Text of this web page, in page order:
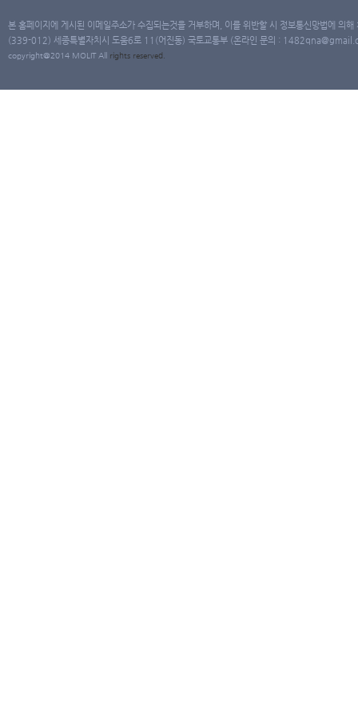
본 홈페이지에 게시된 이메일주소가 수집되는것을 거부하며, 이를 위반할 시 정보통신망법에 의
(339-012) 세종특별자치시 도움6로 11(어진동) 국토교통부 (온라인 문의 :
copyright@2014 MOLIT All rights reserved.